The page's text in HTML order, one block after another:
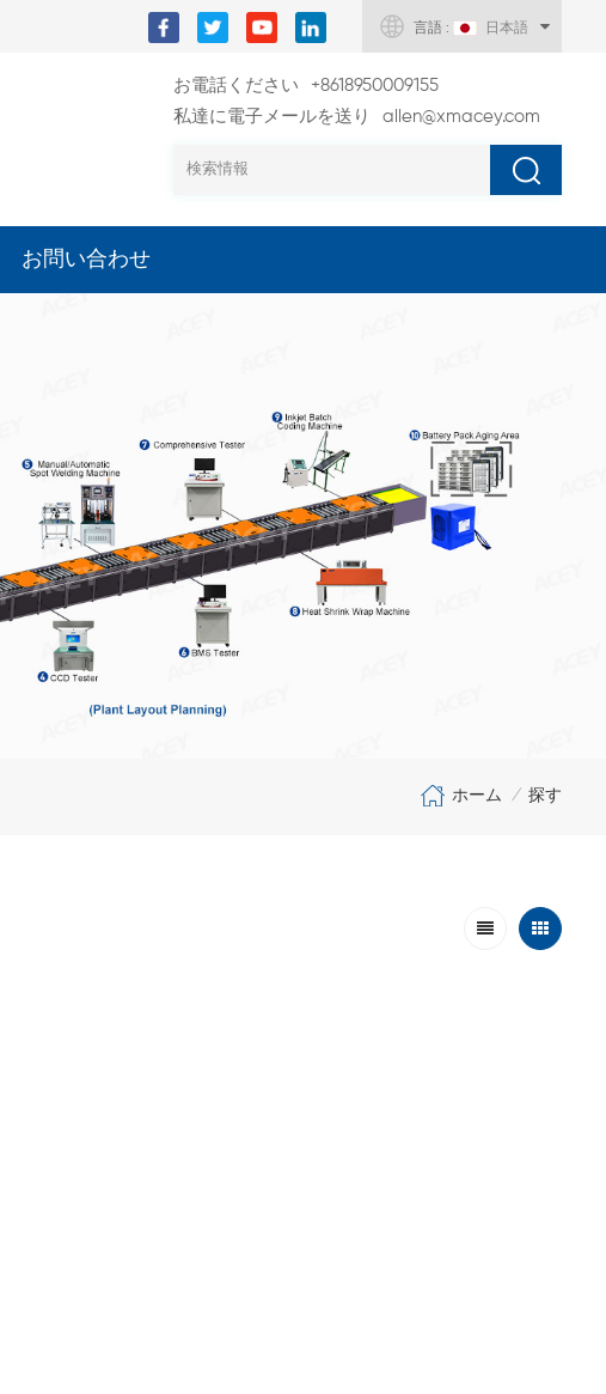
言語 : 日本語
お電話ください
+8618950009155
私達に電子メールを送り
allen@xmacey.com
お問い合わせ
ホーム / 探す